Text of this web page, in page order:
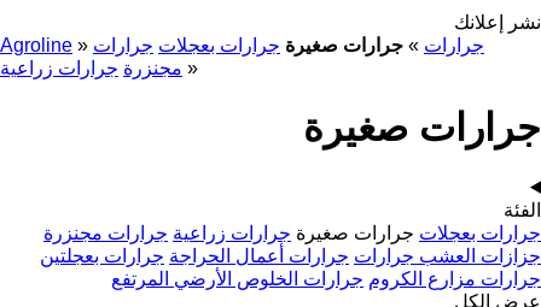
نشر إعلانك
Agroline » جرارات » جرارات صغيرة جرارات بعجلات جرارات
مجنزرة جرارات زراعية »
جرارات صغيرة
الفئة
جرارات بعجلات جرارات صغيرة جرارات زراعية جرارات مجنزرة
جزازات العشب جرارات جرارات أعمال الحراجة جرارات بعجلتين
جرارات مزارع الكروم جرارات الخلوص الأرضي المرتفع
عرض الكل